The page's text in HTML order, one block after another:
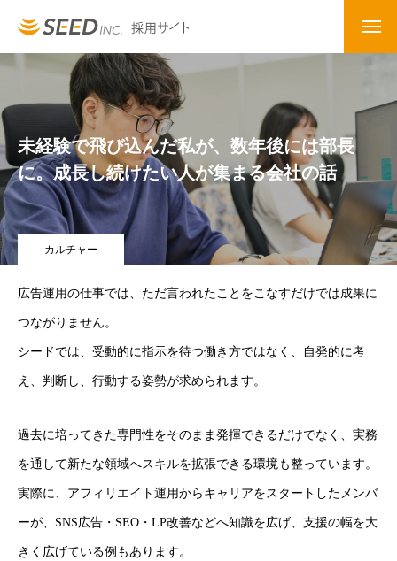
未経験で飛び込んだ私が、数年後には部長
に。成長し続けたい人が集まる会社の話
カルチャー
広告運用の仕事では、ただ言われたことをこなすだけでは成果に
つながりません。
シードでは、受動的に指示を待つ働き方ではなく、自発的に考
え、判断し、行動する姿勢が求められます。
過去に培ってきた専門性をそのまま発揮できるだけでなく、実務
を通して新たな領域へスキルを拡張できる環境も整っています。
実際に、アフィリエイト運用からキャリアをスタートしたメンバ
ーが、SNS広告・SEO・LP改善などへ知識を広げ、支援の幅を大
きく広げている例もあります。